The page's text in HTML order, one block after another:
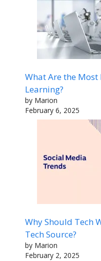
What Are the
Learning?
by Marion
February 6, 2025
Why Should Tech
Tech Source?
by Marion
February 2, 2025